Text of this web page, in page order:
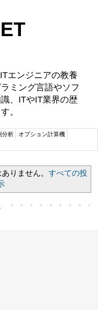
エンジニアの教養
ミング言語やソフ
、ITやIT業界の歴
。
分析
オプション計算機
りません。 すべての投